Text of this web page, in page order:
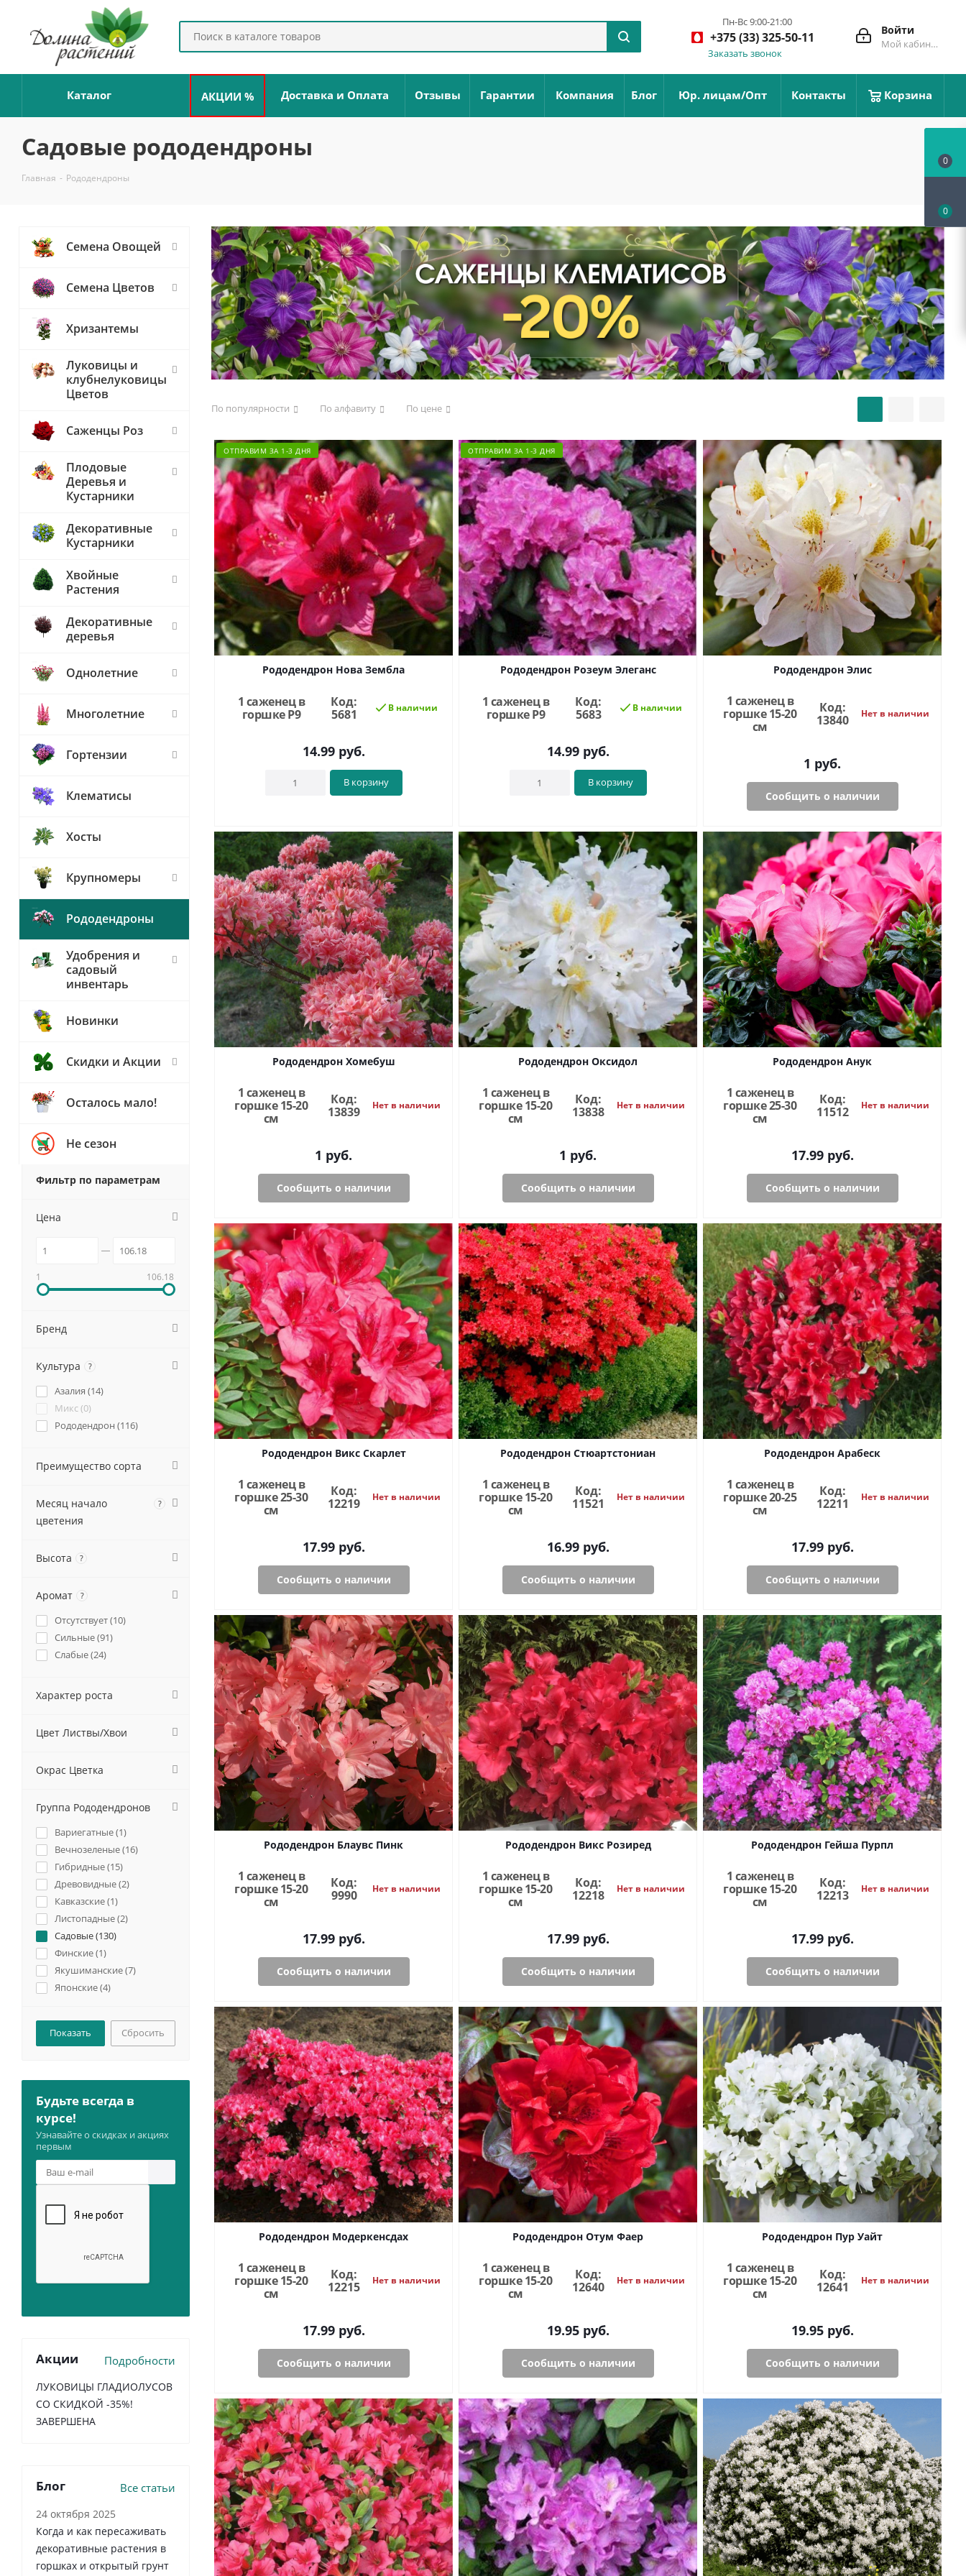
Войти
Мой кабинет
Пн-Вс 9:00-21:00
+375 (33) 325-50-11
Заказать звонок
Каталог АКЦИИ % Доставка и Оплата Отзывы Гарантии Компания Блог Юр. лицам/Опт Контакты Корзина
Садовые рододендроны
Главная - Рододендроны
По популярности По алфавиту По цене
ОТПРАВИМ ЗА 1-3 ДНЯ
Рододендрон Нова Зембла
1 саженец в
горшке Р9
Код:
5681
В наличии
14.99руб.
В корзину
ОТПРАВИМ ЗА 1-3 ДНЯ
Рододендрон Розеум Элеганс
1 саженец в
горшке Р9
Код:
5683
В наличии
14.99руб.
В корзину
Рододендрон Элис
1 саженец в
горшке 15-20
см
Код:
13840
Нет в наличии
1 руб.
Сообщить о наличии
Рододендрон Хомебуш
1 саженец в
горшке 15-20
см
Код:
13839
Нет в наличии
1 руб.
Сообщить о наличии
Рододендрон Оксидол
1 саженец в
горшке 15-20
см
Код:
13838
Нет в наличии
1 руб.
Сообщить о наличии
Рододендрон Анук
1 саженец в
горшке 25-30
см
Код:
11512
Нет в наличии
17.99руб.
Сообщить о наличии
Рододендрон Викс Скарлет
1 саженец в
горшке 25-30
см
Код:
12219
Нет в наличии
17.99руб.
Сообщить о наличии
Рододендрон Стюартстониан
1 саженец в
горшке 15-20
см
Код:
11521
Нет в наличии
16.99руб.
Сообщить о наличии
Рододендрон Арабеск
1 саженец в
горшке 20-25
см
Код:
12211
Нет в наличии
17.99руб.
Сообщить о наличии
Рододендрон Блаувс Пинк
1 саженец в
горшке 15-20
см
Код:
9990
Нет в наличии
17.99руб.
Сообщить о наличии
Рододендрон Викс Розиред
1 саженец в
горшке 15-20
см
Код:
12218
Нет в наличии
17.99руб.
Сообщить о наличии
Рододендрон Гейша Пурпл
1 саженец в
горшке 15-20
см
Код:
12213
Нет в наличии
17.99руб.
Сообщить о наличии
Рододендрон Модеркенсдах
1 саженец в
горшке 15-20
см
Код:
12215
Нет в наличии
17.99руб.
Сообщить о наличии
Рододендрон Отум Фаер
1 саженец в
горшке 15-20
см
Код:
12640
Нет в наличии
19.95руб.
Сообщить о наличии
Рододендрон Пур Уайт
1 саженец в
горшке 15-20
см
Код:
12641
Нет в наличии
19.95руб.
Сообщить о наличии
Семена Овощей
Семена Цветов
Хризантемы
Луковицы и
клубнелуковицы
Цветов
Саженцы Роз
Плодовые
Деревья и
Кустарники
Декоративные
Кустарники
Хвойные
Растения
Декоративные
деревья
Однолетние
Многолетние
Гортензии
Клематисы
Хосты
Крупномеры
Рододендроны
Удобрения и
садовый
инвентарь
Новинки
Скидки и Акции
Осталось мало!
Не сезон
Фильтр по параметрам
Цена
1 106.18
Бренд
Культура ?
Азалия (14)
Микс (0)
Рододендрон (116)
Преимущество сорта
Месяц начало
цветения
?
Высота ?
Аромат ?
Отсутствует (10)
Сильные (91)
Слабые (24)
Характер роста
Цвет Листвы/Хвои
Окрас Цветка
Группа Рододендронов
Вариегатные (1)
Вечнозеленые (16)
Гибридные (15)
Древовидные (2)
Кавказские (1)
Листопадные (2)
Садовые (130)
Финские (1)
Якушиманские (7)
Японские (4)
Сбросить
Будьте всегда в
курсе!
Узнавайте о скидках и акциях
первым
Акции Подробности
ЛУКОВИЦЫ ГЛАДИОЛУСОВ
СО СКИДКОЙ -35%!
ЗАВЕРШЕНА
Блог Все статьи
24 октября 2025
Когда и как пересаживать
декоративные растения в
горшках и открытый грунт
0
0